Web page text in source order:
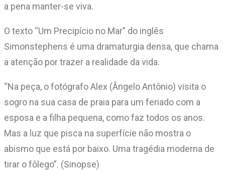
a pena manter-se viva.
O texto “Um Precipício no Mar” do inglês
Simonstephens é uma dramaturgia densa, que chama
a atenção por trazer a realidade da vida.
“Na peça, o fotógrafo Alex (Ângelo Antônio) visita o
sogro na sua casa de praia para um feriado com a
esposa e a filha pequena, como faz todos os anos.
Mas a luz que pisca na superfície não mostra o
abismo que está por baixo. Uma tragédia moderna de
tirar o fôlego”. (Sinopse)